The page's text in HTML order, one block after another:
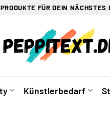
FÜR DEIN NÄCHSTES
Künstlerbedarf